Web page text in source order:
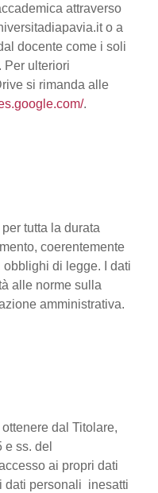
attraverso
o a
docente come i soli
Per ulteriori
si rimanda alle
.
tutta la durata
coerentemente
di legge. I dati
alle norme sulla
amministrativa.
dal Titolare,
ss. del
ai propri dati
dati personali inesatti